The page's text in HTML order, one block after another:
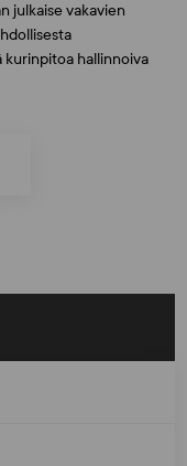
julkaise vakavien
kurinpitoa hallinnoiva